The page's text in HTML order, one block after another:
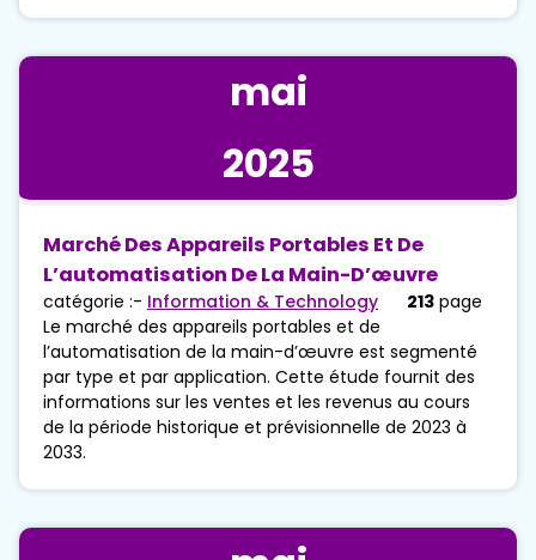
mai
2025
Marché Des Appareils Portables Et De
L’automatisation De La Main-D’œuvre
catégorie :- Information & Technology 213 page
Le marché des appareils portables et de
l’automatisation de la main-d’œuvre est segmenté
par type et par application. Cette étude fournit des
informations sur les ventes et les revenus au cours
de la période historique et prévisionnelle de 2023 à
2033.